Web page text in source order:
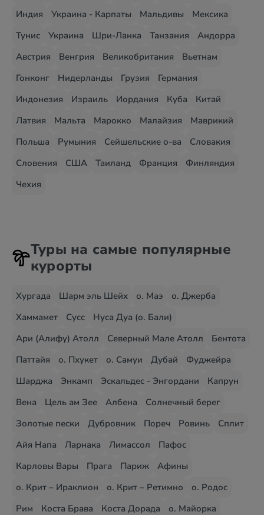
Индия
Украина - Карпаты Мальдивы
Мексика
Тунис
Украина Шри-Ланка Танзания
Андорра
Австрия
Венгрия Великобритания
Вьетнам
Гонконг
Нидерланды Грузия
Германия
Индонезия
Израиль Иордания Куба
Китай
Латвия
Мальта Марокко Малайзия
Маврикий
Польша
Румыния Сейшельские о-ва
Словакия
Словения
США Таиланд Франция
Финляндия
Чехия
Туры на самые популярные
курорты
Хургада Шарм эль Шейх о. Маэ
о. Джерба
Хаммамет
Сусс
Нуса Дуа (о. Бали)
Ари (Алифу) Атолл
Северный Мале Атолл
Бентота
Паттайя
о. Пхукет о. Самуи Дубай
Фуджейра
Шарджа
Энкамп Эскальдес - Энгордани
Капрун
Вена
Цель ам Зее Албена
Солнечный берег
Золотые пески
Дубровник Пореч Ровинь
Сплит
Айя Напа
Ларнака Лимассол
Пафос
Карловы Вары
Прага Париж
Афины
о. Крит – Ираклион
о. Крит – Ретимно
о. Родос
Рим
Коста Брава Коста Дорада
о. Майорка